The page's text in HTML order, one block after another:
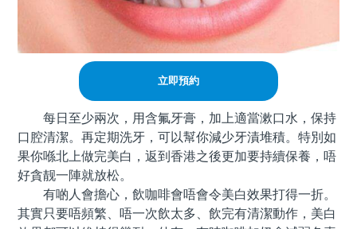
立即預約
每日至少兩次，用含氟牙膏，加上適當漱口水，保持
口腔清潔。再定期洗牙，可以幫你減少牙漬堆積。特別如
果你喺北上做完美白，返到香港之後更加要持續保養，唔
好貪靓一陣就放松。
有啲人會擔心，飲咖啡會唔會令美白效果打得一折。
其實只要唔頻繁、唔一次飲太多、飲完有清潔動作，美白